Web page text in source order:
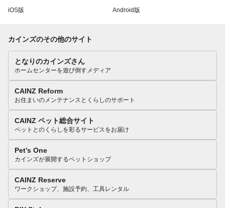
iOS版 Android版
カインズのその他のサイト
となりのカインズさん
ホームセンターを遊び倒すメディア
CAINZ Reform
お住まいのメンテナンスとくらしのサポート
CAINZ ペット総合サイト
ペットとのくらしを彩るサービスをお届け
Pet’s One
カインズが展開するペットショップ
CAINZ Reserve
ワークショップ、施設予約、工具レンタル